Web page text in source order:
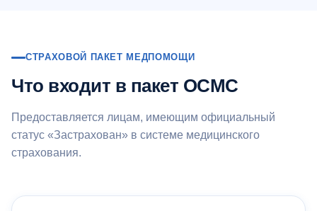
СТРАХОВОЙ ПАКЕТ МЕДПОМОЩИ
Что входит в пакет ОСМС
Предоставляется лицам, имеющим официальный
статус «Застрахован» в системе медицинского
страхования.